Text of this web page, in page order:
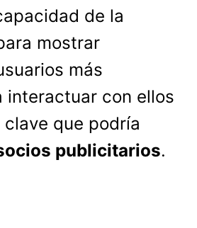
de la
mostrar
más
interactuar con ellos
que podría
publicitarios.